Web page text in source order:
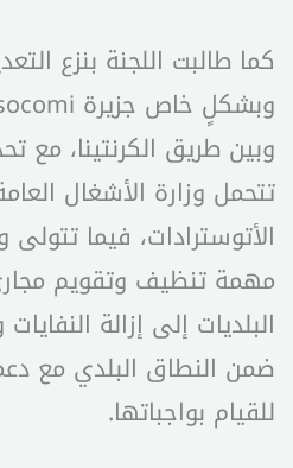
كما طالبت اللجنة بنزع
وبين طريق الكرنتينا، مع
تتحمل وزارة الأشغال
الأتوسترادات، فيما تتولى
مهمة تنظيف وتقويم
البلديات إلى إزالة
ضمن النطاق البلدي مع
للقيام بواجباتها.